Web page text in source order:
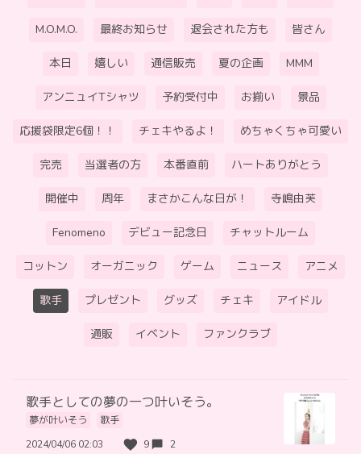
M.O.M.O. 最終お知らせ 退会された方も 皆さん
本日 嬉しい 通信販売 夏の企画 MMM
アンニュイTシャツ 予約受付中 お揃い 景品
応援袋限定6個！！ チェキやるよ！ めちゃくちゃ可愛い
完売 当選者の方 本番直前 ハートありがとう
開催中 周年 まさかこんな日が！ 寺嶋由芙
Fenomeno デビュー記念日 チャットルーム
コットン オーガニック ゲーム ニュース アニメ
歌手 プレゼント グッズ チェキ アイドル
通販 イベント ファンクラブ
歌手としての夢の一つ叶いそう。
夢が叶いそう
歌手
2024/04/06 02:03
9 2